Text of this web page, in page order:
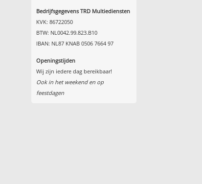
Bedrijfsgegevens TRD Multiediensten
KVK: 86722050
BTW: NL0042.99.823.B10
IBAN: NL87 KNAB 0506 7664 97
Openingstijden
Wij zijn iedere dag bereikbaar!
Ook in het weekend en op
feestdagen